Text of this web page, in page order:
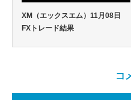
XM（エックスエム）11月08日
FXトレード結果
コ